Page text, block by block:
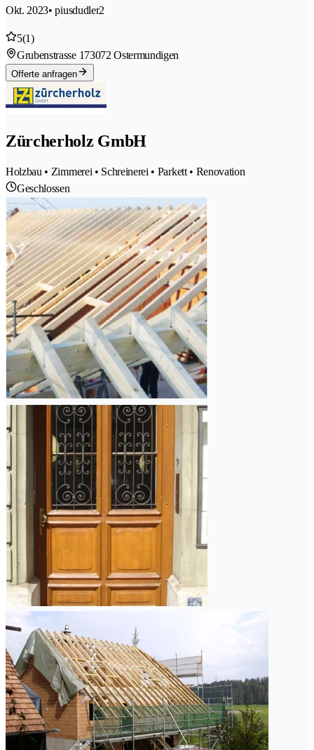
Okt. 2023• piusdudler2
5(1)
Grubenstrasse 173072 Ostermundigen
Offerte anfragen
Zürcherholz GmbH
Holzbau • Zimmerei • Schreinerei • Parkett • Renovation
Geschlossen